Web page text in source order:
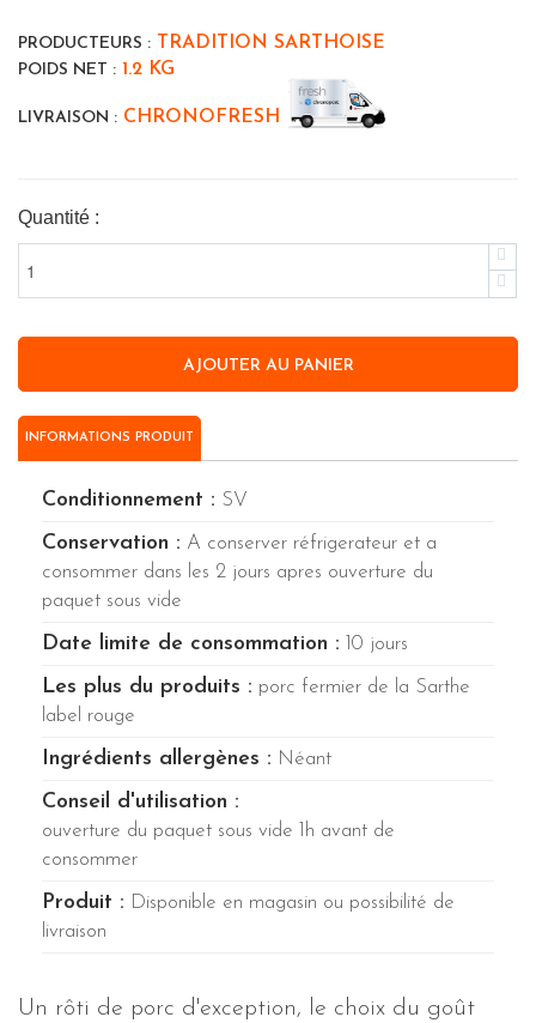
PRODUCTEURS : TRADITION SARTHOISE
POIDS NET : 1.2 KG
LIVRAISON : CHRONOFRESH
Quantité :
INFORMATIONS PRODUIT
Conditionnement : SV
Conservation : A conserver réfrigerateur et a
consommer dans les 2 jours apres ouverture du
paquet sous vide
Date limite de consommation : 10 jours
Les plus du produits : porc fermier de la Sarthe
label rouge
Ingrédients allergènes : Néant
Conseil d'utilisation :
ouverture du paquet sous vide 1h avant de
consommer
Produit : Disponible en magasin ou possibilité de
livraison
Un rôti de porc d'exception, le choix du goût